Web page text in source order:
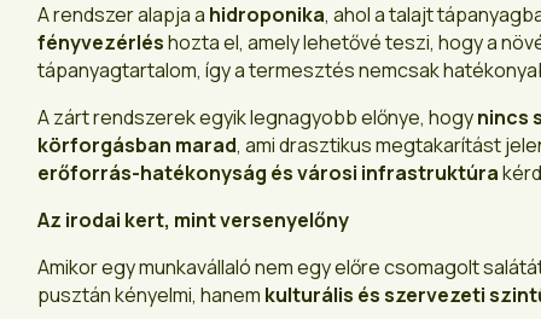
A rendszer alapja a hidroponika, ahol a talajt
fényvezérléshozta el, amely lehetővé teszi, hogy a
tápanyagtartalom, így a termesztés nemcsak
A zárt rendszerek egyik legnagyobb előnye, hogynincs
körforgásban marad, ami drasztikus megtakarítást
erőforrás-hatékonyság és városi infrastruktúra
Az irodai kert, mint versenyelőny
Amikor egy munkavállaló nem egy előre csomagolt
pusztán kényelmi, hanem kulturális és szervezeti